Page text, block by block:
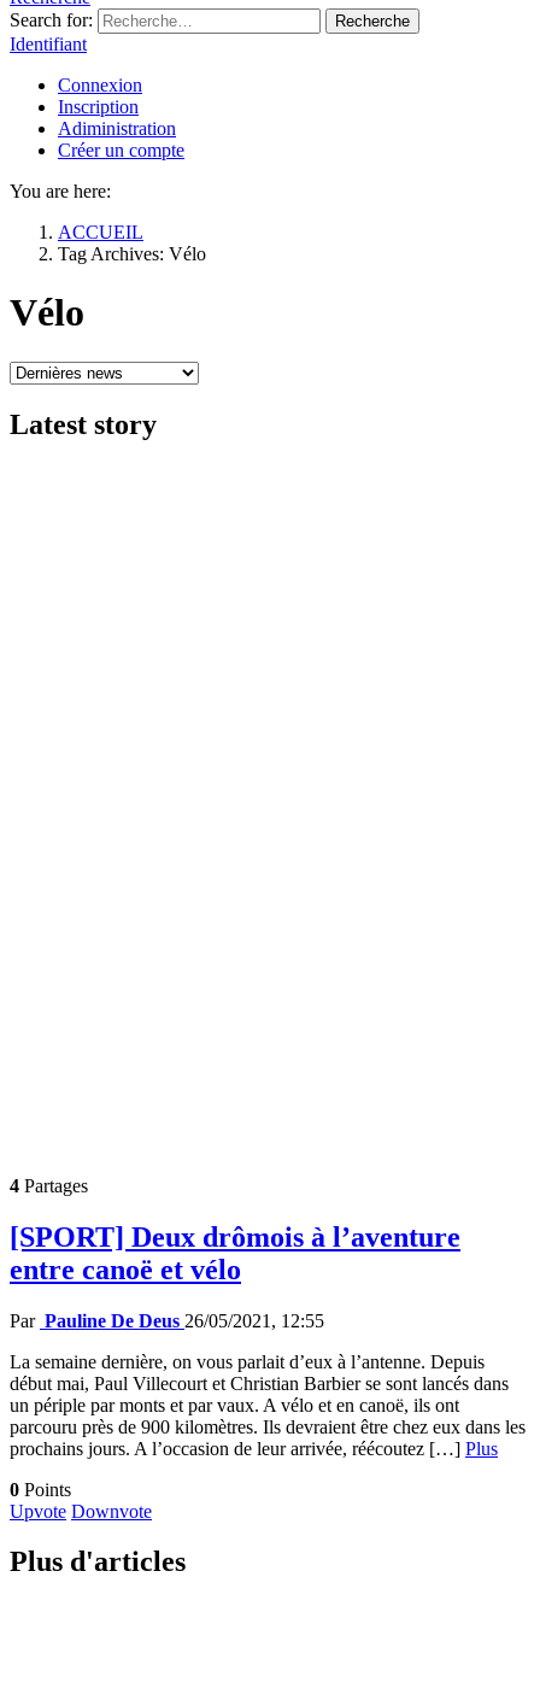
Search for:
Recherche
Identifiant
Connexion
Inscription
Adiministration
Créer un compte
You are here:
ACCUEIL
Tag Archives: Vélo
Vélo
Latest story
4 Partages
[SPORT] Deux drômois à l’aventure
entre canoë et vélo
Par Pauline De Deus 26/05/2021, 12:55
La semaine dernière, on vous parlait d’eux à l’antenne. Depuis
début mai, Paul Villecourt et Christian Barbier se sont lancés dans
un périple par monts et par vaux. A vélo et en canoë, ils ont
parcouru près de 900 kilomètres. Ils devraient être chez eux dans les
prochains jours. A l’occasion de leur arrivée, réécoutez […] Plus
0 Points
Upvote Downvote
Plus d'articles